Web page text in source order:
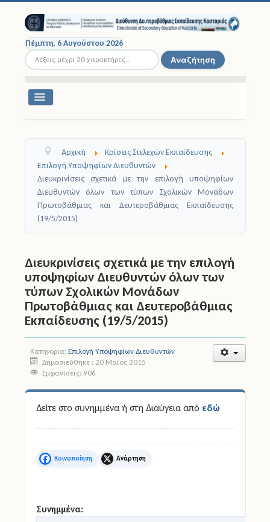
Πέμπτη, 6 Αυγούστου 2026
Αναζήτηση... Αναζήτηση
Εναλλαγή
Σχολικές Μονάδες
Εκπαιδευτικοί
Μαθητές
Νομοθεσία
Άδειες
Έντυπα
Ηλεκτρονικές Υπηρεσίες
Αρχική
Κρίσεις Στελεχών Εκπαίδευσης
Επιλογή Υποψηφίων Διευθυντών
Διευκρινίσεις σχετικά με την επιλογή υποψηφίων
Διευθυντών όλων των τύπων Σχολικών Μονάδων
Πρωτοβάθμιας και Δευτεροβάθμιας Εκπαίδευσης
(19/5/2015)
Διευκρινίσεις σχετικά με την επιλογή
υποψηφίων Διευθυντών όλων των
τύπων Σχολικών Μονάδων
Πρωτοβάθμιας και Δευτεροβάθμιας
Εκπαίδευσης (19/5/2015)
Κατηγορία: Επιλογή Υποψηφίων Διευθυντών
Δημοσιεύθηκε : 20 Μαϊος 2015
Εμφανίσεις: 906
Δείτε στο συνημμένα ή στη Διαύγεια από εδώ
Facebook X
Συνημμένα: